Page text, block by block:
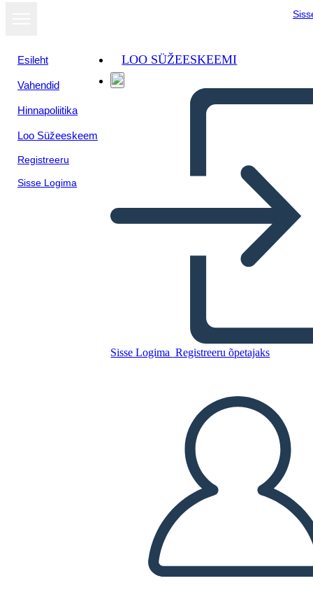
Esileht
Vahendid
Hinnapoliitika
Loo Süžeeskeem
Registreeru
Sisse Logima
LOO SÜŽEESKEEMI
Sisse Logima Registreeru õpetajaks
Kopeerige see süžeeskeemid
ESITA SLAIDIESITLUST
LOE MULLE